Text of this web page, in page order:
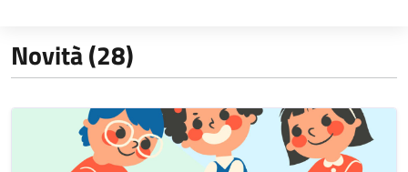
Novità (28)